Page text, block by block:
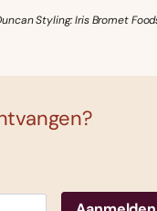
Styling: Iris Bromet